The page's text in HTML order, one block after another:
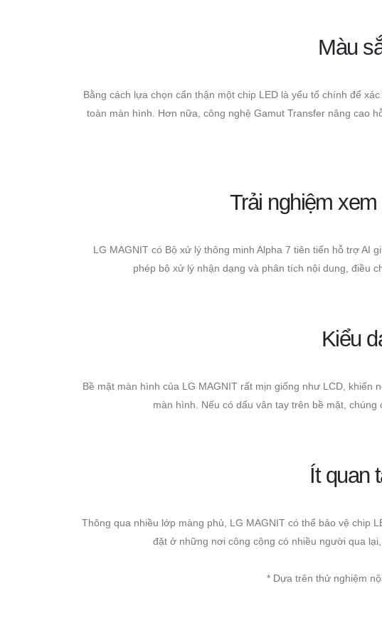
Màu
Bằng cách lựa chọn cẩn thận một chip LED là yếu tố chính để
toàn màn hình. Hơn nữa, công nghệ Gamut Transfer nâng cao
Trải nghiệm
LG MAGNIT có Bộ xử lý thông minh Alpha 7 tiên tiến hỗ trợ AI
phép bộ xử lý nhận dạng và phân tích nội dung, điều
Kiểu
Bề mặt màn hình của LG MAGNIT rất mịn giống như LCD,
màn hình. Nếu có dấu vân tay trên bề mặt,
Ít quan
Thông qua nhiều lớp màng phủ, LG MAGNIT có thể bảo vệ chip
đặt ở những nơi công cộng có nhiều người qua
* Dựa trên thử nghiệm